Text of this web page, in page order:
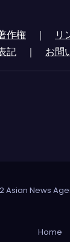
作権 ｜ リ
記 ｜ お問
Asian News
Home